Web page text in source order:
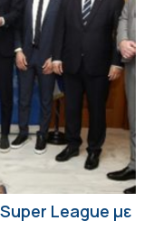
League με